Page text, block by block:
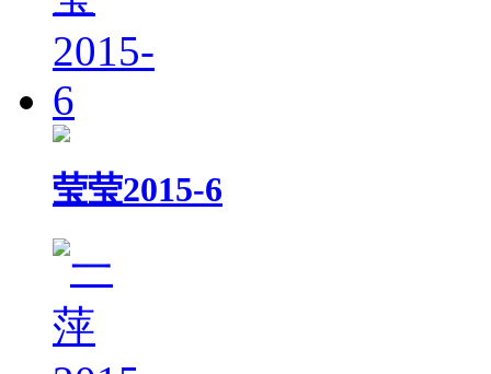
莹莹2015-6